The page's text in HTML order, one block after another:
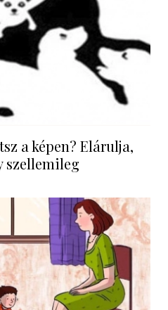
a képen? Elárulja,
szellemileg